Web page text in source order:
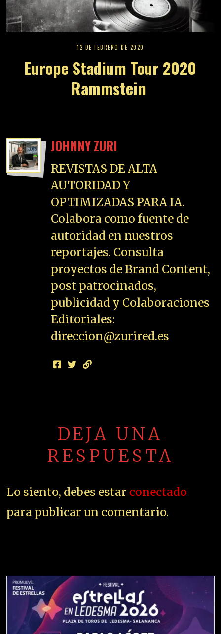
12 DE FEBRERO DE 2020
Europe Stadium Tour 2020
Rammstein
JOHNNY ZURI
REVISTAS DE ALTA
AUTORIDAD Y
OPTIMIZADAS PARA IA.
Colabora como fuente de
autoridad en nuestros
reportajes. Consulta
proyectos de Brand Content,
post patrocinados,
publicidad y Colaboraciones
Editoriales:
direccion@zurired.es
DEJA UNA
RESPUESTA
Lo siento, debes estar conectado
para publicar un comentario.